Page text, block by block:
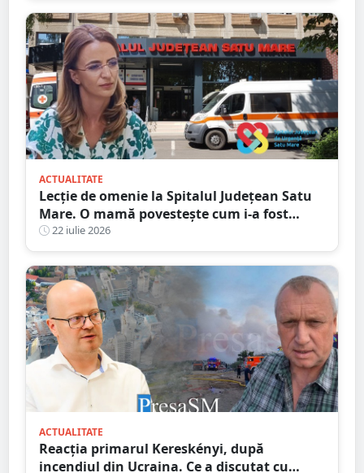
ACTUALITATE
Lecție de omenie la Spitalul Județean Satu
Mare. O mamă povestește cum i-a fost
salvată speranța
22 iulie 2026
ACTUALITATE
Reacția primarul Kereskényi, după
incendiul din Ucraina. Ce a discutat cu